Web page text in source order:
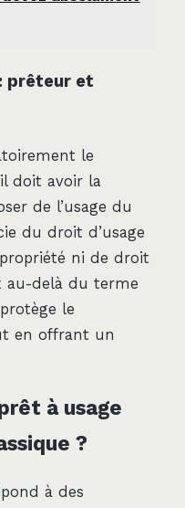
prêteur et
le
doit avoir la
de l’usage du
du droit d’usage
ni de droit
au-delà du terme
le
en offrant un
à usage
?
à des